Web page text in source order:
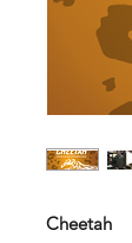
Cheetah